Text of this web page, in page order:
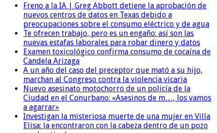
Freno a la IA | Greg Abbott detiene la aprobación de
nuevos centros de datos en Texas debido a
preocupaciones sobre el consumo eléctrico y de agua
Te ofrecen trabajo, pero es un engaño: así son las
nuevas estafas laborales para robar dinero y datos
Examen toxicológico confirma consumo de cocaína de
Candela Arizaga
A un año del caso del preceptor que mató a su hijo,
marchan al Congreso contra la violencia vicaria
Nuevo asesinato motochorro de un policía de la
Ciudad en el Conurbano: «Asesinos de m…, los vamos
a agarrar»
Investigan la misteriosa muerte de una mujer en Villa
Elisa: la encontraron con la cabeza dentro de un pozo